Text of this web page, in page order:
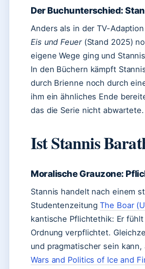
Der Buchunterschied:
Anders als in der TV-
Eis und Feuer(Stand 2025)
eigene Wege ging und
In den Büchern kämpft
durch Brienne noch durch
ihm ein ähnliches Ende
das die Serie nicht abwartete.
Ist Stannis
Moralische Grauzone:
Stannis handelt nach einem
StudentenzeitungThe Boar
kantische Pflichtethik: Er
Ordnung verpflichtet.
und pragmatischer sein
Wars and Politics of Ice and